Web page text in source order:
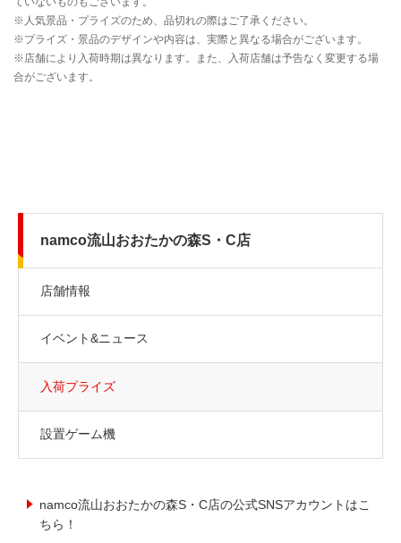
namco流山おおたかの森S・C店
店舗情報
イベント&ニュース
入荷プライズ
設置ゲーム機
namco流山おおたかの森S・C店の公式SNSアカウントはこ
ちら！